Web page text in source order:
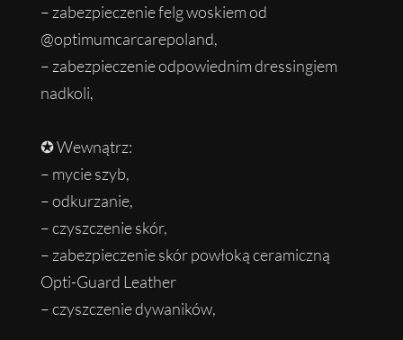
– zabezpieczenie felg woskiem od
@optimumcarcarepoland,
– zabezpieczenie odpowiednim dressingiem
nadkoli,
✪ Wewnątrz:
– mycie szyb,
– odkurzanie,
– czyszczenie skór,
– zabezpieczenie skór powłoką ceramiczną
Opti-Guard Leather
– czyszczenie dywaników,